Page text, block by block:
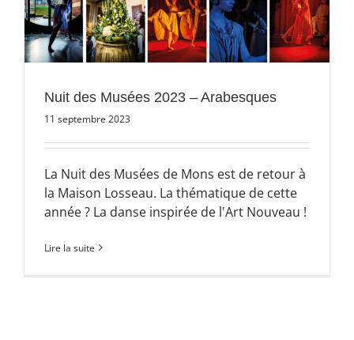
Nuit des Musées 2023 – Arabesques
11 septembre 2023
La Nuit des Musées de Mons est de retour à
la Maison Losseau. La thématique de cette
année ? La danse inspirée de l'Art Nouveau !
Lire la suite